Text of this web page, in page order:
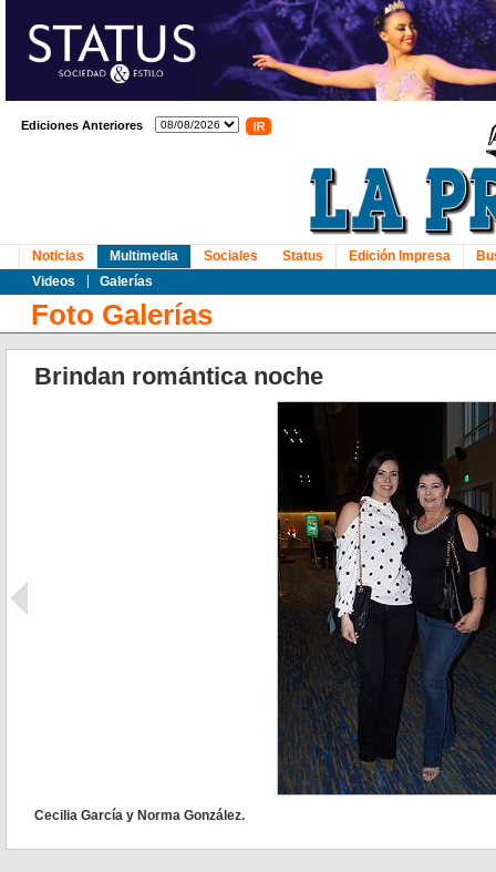
Ediciones Anteriores
Noticias
Multimedia
Videos
Galerías
Sociales Status Edición Impresa
Foto Galerías
Brindan romántica noche
Cecilia García y Norma González.